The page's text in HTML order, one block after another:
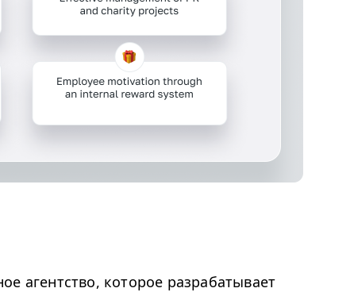
агентство, которое разрабатывает